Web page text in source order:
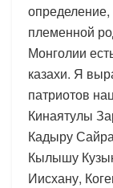
определение,
племенной
Монголии
казахи. Я
патриотов
Кинаятулы
Кадыру
Кылышу
Иисхану,